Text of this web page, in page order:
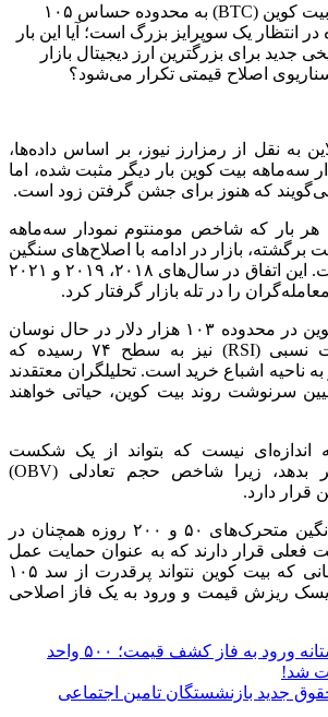
با نزدیک شدن قیمت بیت‌ کوین (BTC) به محدوده حساس ۱۰۵
در انتظار یک سوپرایز بزرگ است؛ آیا این بار
جدید برای بزرگترین ارز دیجیتال بازار
سناریوی اصلاح قیمتی تکرار می‌شود؟
به نقل از رمزارز نیوز، بر اساس داده‌ها،
سه‌ماهه بیت ‌کوین بار دیگر مثبت شده، اما
می‌گویند که هنوز برای جشن گرفتن زود است.
بار که شاخص مومنتوم نمودار سه‌ماهه
برگشته، بازار در ادامه با اصلاح‌های سنگین
قیمتی همراه بوده است. این اتفاق در سال‌های ۲۰۱۸، ۲۰۱۹ و ۲۰۲۱
را در تله بازار گرفتار کرد.
در حال حاضر، بیت ‌کوین در محدوده ۱۰۳ هزار دلار در حال نوسان
بوده و شاخص قدرت نسبی (RSI) نیز به سطح ۷۴ رسیده که
به ناحیه اشباع خرید است. تحلیلگران معتقدند
سرنوشت روند بیت کوین، حیاتی خواهند
اندازه‌ای نیست که بتواند از یک شکست
صعودی پرقدرت خبر بدهد، زیرا شاخص حجم تعادلی (OBV)
قرار دارد.
از منظر تکنیکال، میانگین متحرک‌های ۵۰ و ۲۰۰ روزه همچنان در
فعلی قرار دارند که به عنوان حمایت عمل
خواهند کرد. اما تا زمانی که بیت ‌کوین نتواند پرقدرت از سد ۱۰۵
ریسک ریزش قیمت و ورود به یک فاز اصلاحی
بیت‌کوین در آستانه ورود به فاز کشف قیمت؛ ۵۰۰ واحد
جدید بازنشستگان تامین اجتماعی